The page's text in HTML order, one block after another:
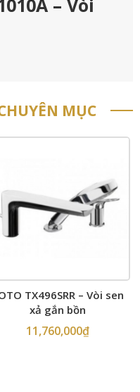
MỤC
TX496SRR – Vòi sen
xả gắn bồn
11,760,000₫